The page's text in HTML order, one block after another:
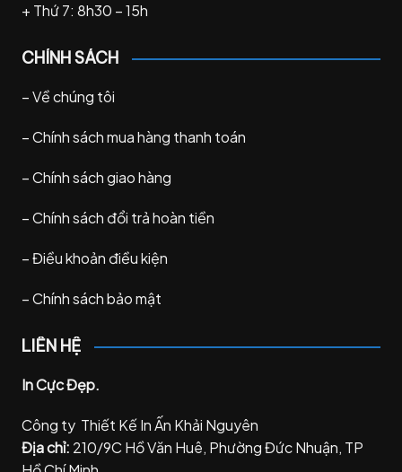
+ Thứ 7: 8h30 – 15h
CHÍNH SÁCH
–Về chúng tôi
–Chính sách mua hàng thanh toán
–Chính sách giao hàng
–Chính sách đổi trả hoàn tiền
–Điều khoản điều kiện
–Chính sách bảo mật
LIÊN HỆ
In Cực Đẹp.
Công ty Thiết Kế In Ấn Khải Nguyên
Địa chỉ: 210/9C Hồ Văn Huê, Phường Đức Nhuận, TP